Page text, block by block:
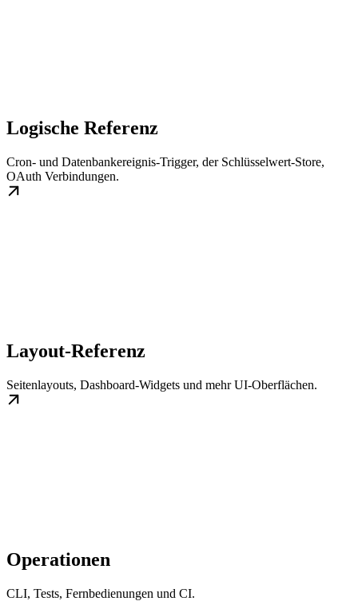
Logische Referenz
Cron- und Datenbankereignis-Trigger, der Schlüsselwert-Store,
OAuth Verbindungen.
Layout-Referenz
Seitenlayouts, Dashboard-Widgets und mehr UI-Oberflächen.
Operationen
CLI, Tests, Fernbedienungen und CI.